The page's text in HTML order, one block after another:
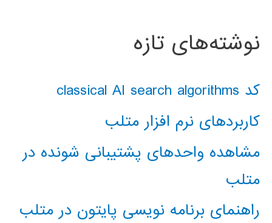
نوشته‌های تازه
کد classical AI search algorithms
کاربردهای نرم افزار متلب
مشاهده واحدهای پشتیبانی شونده در
متلب
راهنمای برنامه نویسی پایتون در متلب